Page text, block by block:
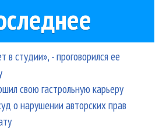
в студии», - проговорился ее
свою гастрольную карьеру
о нарушении авторских прав